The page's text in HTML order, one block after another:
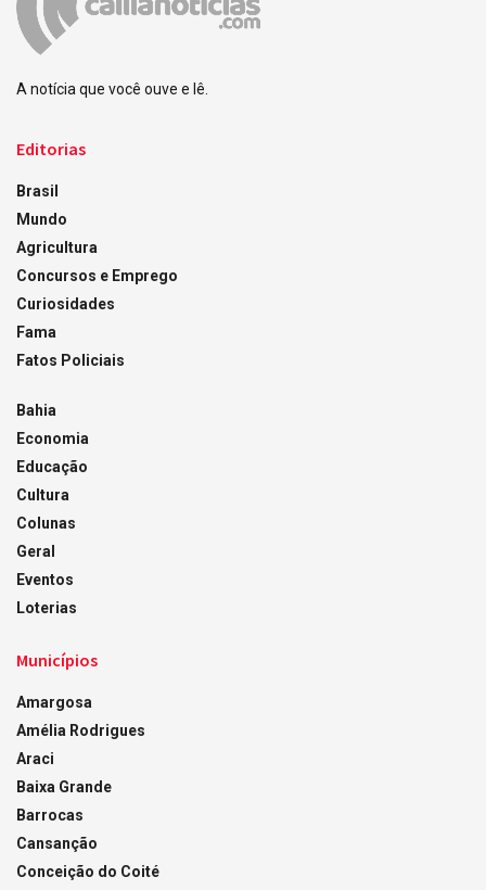
A notícia que você ouve e lê.
Editorias
Brasil
Mundo
Agricultura
Concursos e Emprego
Curiosidades
Fama
Fatos Policiais
Bahia
Economia
Educação
Cultura
Colunas
Geral
Eventos
Loterias
Municípios
Amargosa
Amélia Rodrigues
Araci
Baixa Grande
Barrocas
Cansanção
Conceição do Coité